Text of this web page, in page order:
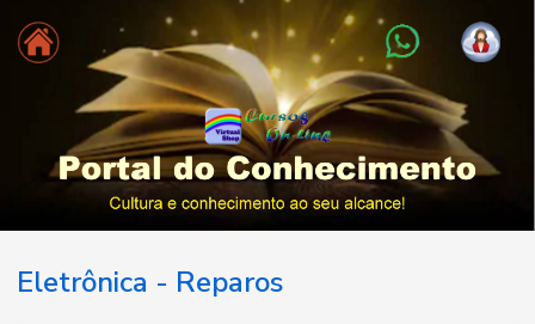
Eletrônica - Reparos